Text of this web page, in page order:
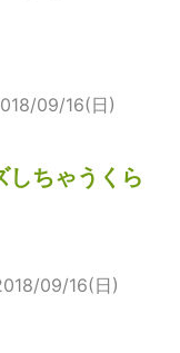
09/16(日)
しちゃうくら
09/16(日)